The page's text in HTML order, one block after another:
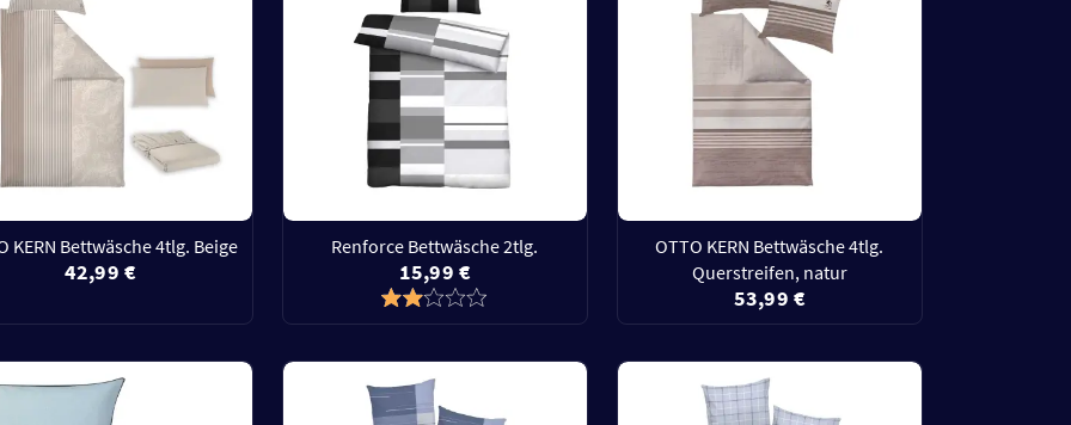
KERN Bettwäsche 4tlg. Beige
42,99 €
Renforce Bettwäsche 2tlg.
15,99 €
OTTO KERN Bettwäsche 4tlg.
Querstreifen, natur
53,99 €